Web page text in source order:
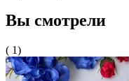
Вы смотрели
( 1)